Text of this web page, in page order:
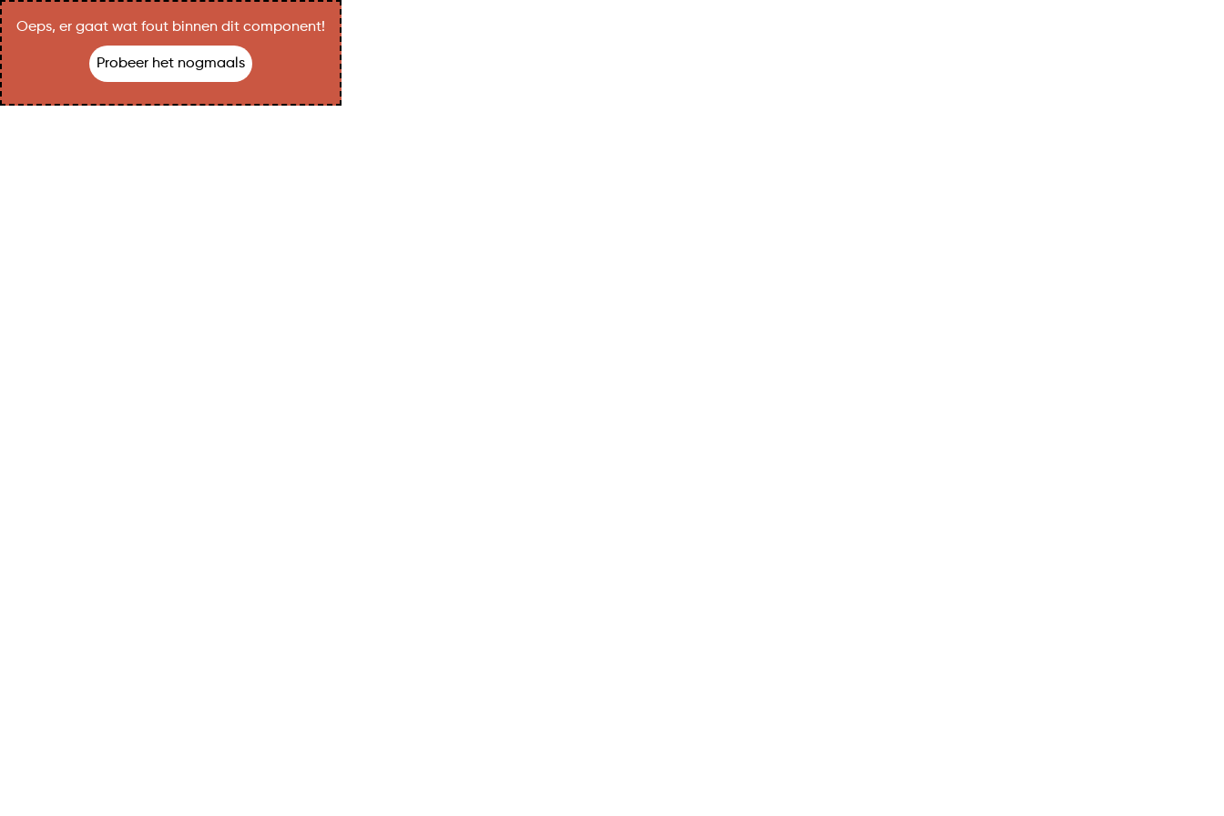
Oeps, er gaat wat fout binnen dit component!
Probeer het nogmaals